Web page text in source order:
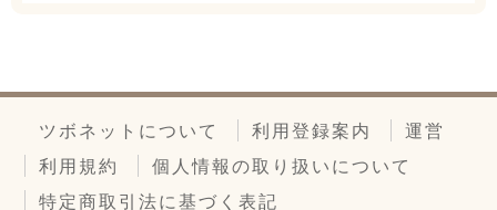
ツボネットについて 利用登録案内
運営
利用規約
個人情報の取り扱いについて
特定商取引法に基づく表記